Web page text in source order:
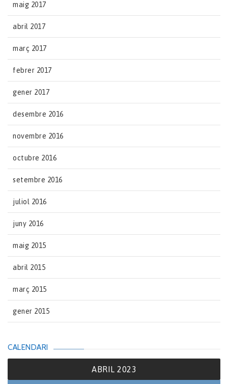
maig 2017
abril 2017
març 2017
febrer 2017
gener 2017
desembre 2016
novembre 2016
octubre 2016
setembre 2016
juliol 2016
juny 2016
maig 2015
abril 2015
març 2015
gener 2015
CALENDARI
ABRIL 2023